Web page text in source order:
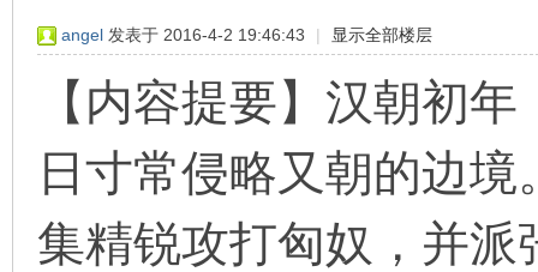
angel 发表于 2016-4-2 19:46:43 | 显示全部楼层
【内容提要】汉朝初
日寸常侵略又朝的边
集精锐攻打匈奴，并